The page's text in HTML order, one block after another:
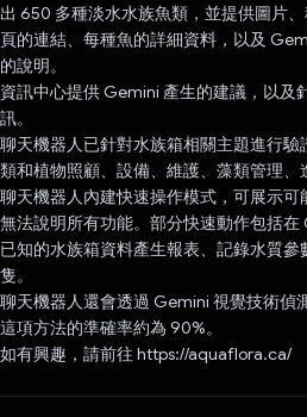
出 650 多種淡水水族魚類，並提供圖片
頁的連結、每種魚的詳細資料，以及
的說明。
資訊中心提供 Gemini 產生的建議，以及
訊。
聊天機器人已針對水族箱相關主題進行
類和植物照顧、設備、維護、藻類管理、
聊天機器人內建快速操作模式，可展示
無法說明所有功能。部分快速動作包括
已知的水族箱資料產生報表、記錄水質
隻。
聊天機器人還會透過 Gemini 視覺技術偵
這項方法的準確率約為 90%。
如有興趣，請前往 https://aquaflora.ca/